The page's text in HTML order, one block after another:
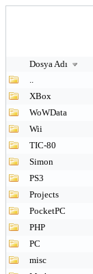
Dosya Adı
..
XBox
WoWData
Wii
TIC-80
Simon
PS3
Projects
PocketPC
PHP
PC
misc